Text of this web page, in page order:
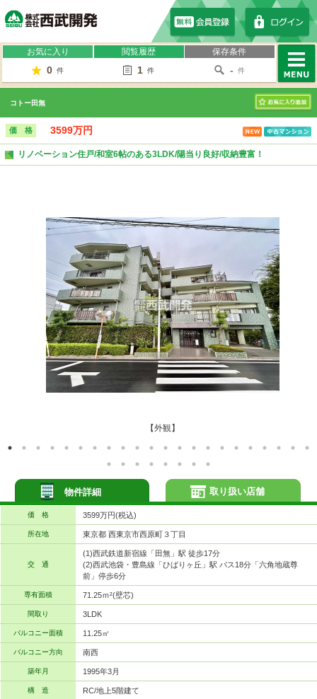
お気に入り
0 件
閲覧履歴
1 件
保存条件
- 件
MENU
コトー田無
お気に入り
価 格 3599万円
リノベーション住戸/和室6帖のある3LDK/陽当り良好/収納豊富！
【外観】
物件詳細
価 格 3599万円(税込)
所在地 東京都 西東京市西原町３丁目
交 通
(1)西武鉄道新宿線「田無」駅 徒歩17分
(2)西武池袋・豊島線「ひばりヶ丘」駅 バス18分「六角地蔵尊
前」停歩6分
専有面積 71.25ｍ²(壁芯)
間取り 3LDK
バルコニー面積 11.25㎡
バルコニー方向 南西
築年月 1995年3月
構 造 RC/地上5階建て
取り扱い店舗